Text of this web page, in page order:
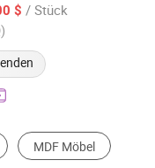
$ / Stück
Sets